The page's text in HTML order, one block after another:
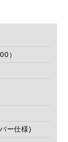
）
ー仕様)